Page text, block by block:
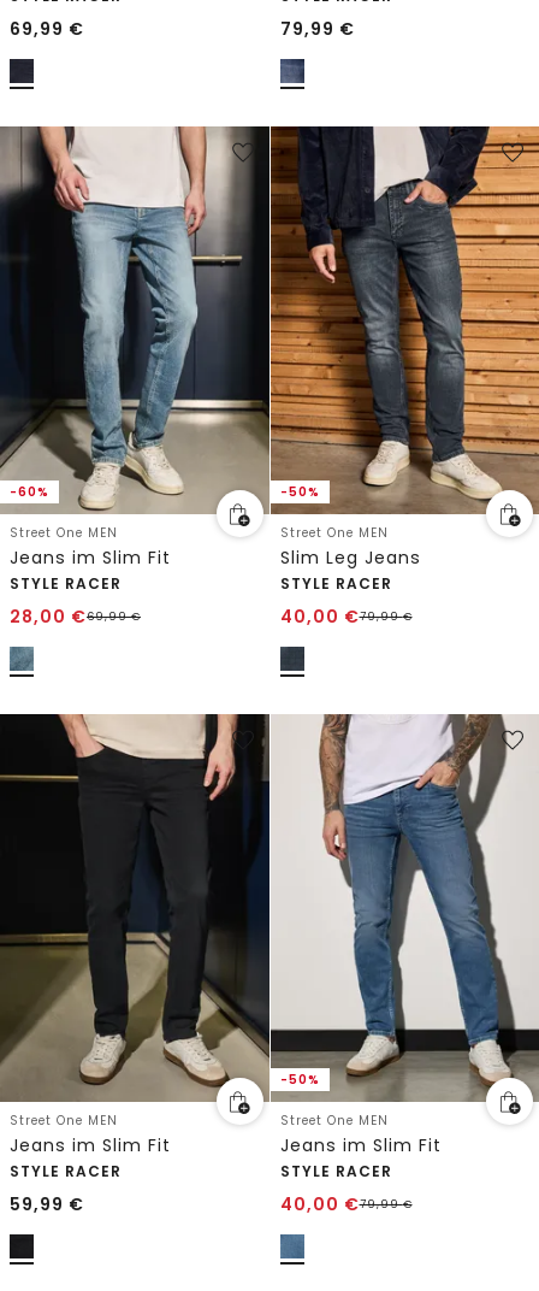
69,99 € 79,99 €
-60%
Street One MEN
Jeans im Slim Fit
STYLE RACER
28,00 €69,99€
-50%
Street One MEN
Slim Leg Jeans
STYLE RACER
40,00 €79,99€
Street One MEN
Jeans im Slim Fit
STYLE RACER
59,99 €
-50%
Street One MEN
Jeans im Slim Fit
STYLE RACER
40,00 €79,99€